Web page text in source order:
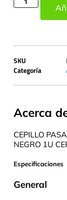
SKU
Categoría
Acerca
CEPILLO
NEGRO 1U
Especificaciones
General